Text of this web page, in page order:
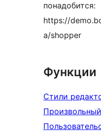
понадобится:
https://
a/shopper
Функции
Стили